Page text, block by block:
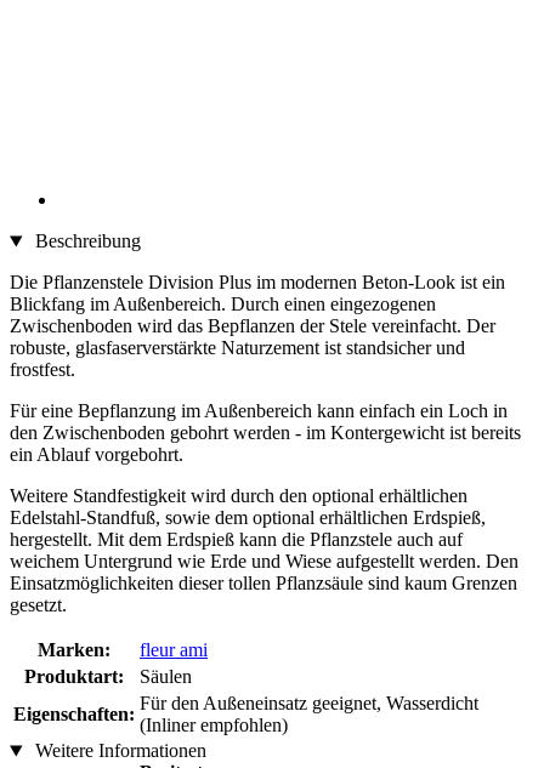
Beschreibung
Die Pflanzenstele Division Plus im modernen Beton-Look ist ein
Blickfang im Außenbereich. Durch einen eingezogenen
Zwischenboden wird das Bepflanzen der Stele vereinfacht. Der
robuste, glasfaserverstärkte Naturzement ist standsicher und
frostfest.
Für eine Bepflanzung im Außenbereich kann einfach ein Loch in
den Zwischenboden gebohrt werden - im Kontergewicht ist bereits
ein Ablauf vorgebohrt.
Weitere Standfestigkeit wird durch den optional erhältlichen
Edelstahl-Standfuß, sowie dem optional erhältlichen Erdspieß,
hergestellt. Mit dem Erdspieß kann die Pflanzstele auch auf
weichem Untergrund wie Erde und Wiese aufgestellt werden. Den
Einsatzmöglichkeiten dieser tollen Pflanzsäule sind kaum Grenzen
gesetzt.
Marken:
fleur ami
Produktart:
Säulen
Eigenschaften:
Für den Außeneinsatz geeignet, Wasserdicht
(Inliner empfohlen)
Weitere Informationen